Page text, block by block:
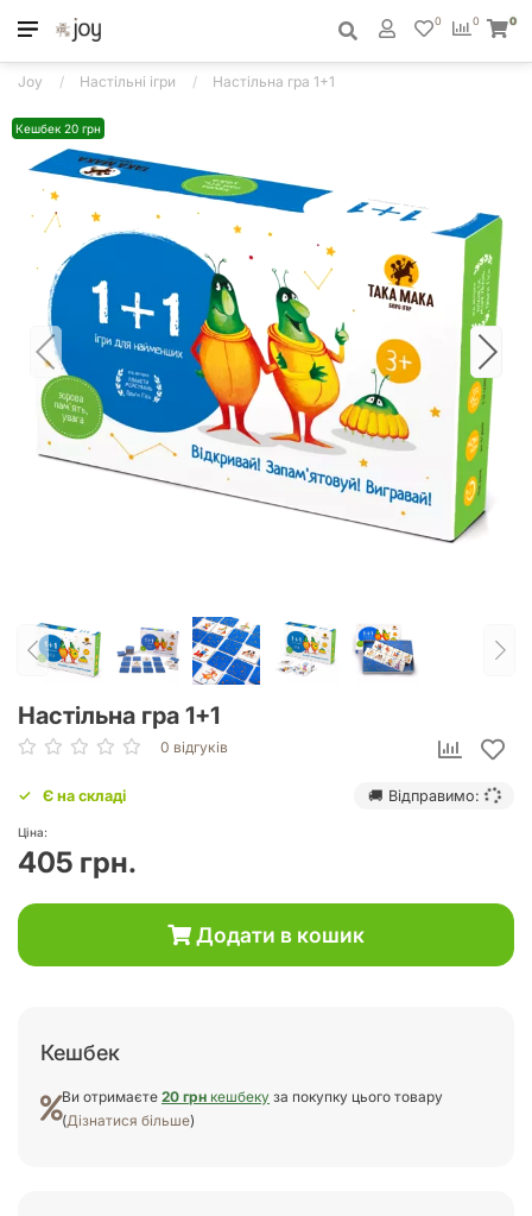
0
0 0
Joy Настільні ігри Настільна гра 1+1
Кешбек 20 грн
Настільна гра 1+1
0 відгуків
Є на складі 🚚 Відправимо:
Ціна:
405 грн.
Додати в кошик
Кешбек
Ви отримаєте 20 грн кешбеку за покупку цього товару
(Дізнатися більше)